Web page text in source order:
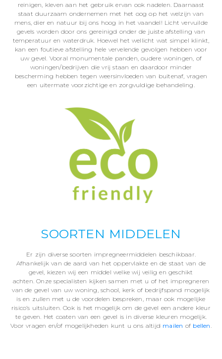
reinigen, kleven aan het gebruik ervan ook nadelen. Daarnaast
staat duurzaam ondernemen met het oog op het welzijn van
mens, dier en natuur bij ons hoog in het vaandel! Licht vervuilde
gevels worden door ons gereinigd onder de juiste afstelling van
temperatuur en waterdruk. Hoewel het wellicht wat simpel klinkt,
kan een foutieve afstelling hele vervelende gevolgen hebben voor
uw gevel. Vooral monumentale panden, oudere woningen, of
woningen/bedrijven die vrij staan en daardoor minder
bescherming hebben tegen weersinvloeden van buitenaf, vragen
een uitermate voorzichtige en zorgvuldige behandeling.
SOORTEN MIDDELEN
Er zijn diverse soorten impregneermiddelen beschikbaar.
Afhankelijk van de aard van het oppervlakte en de staat van de
gevel, kiezen wij een middel welke wij veilig en geschikt
achten. Onze specialisten kijken samen met u of het impregneren
van de gevel van uw woning, school, kerk of bedrijfspand mogelijk
is en zullen met u de voordelen bespreken, maar ook mogelijke
risico’s uitsluiten. Ook is het mogelijk om de gevel een andere kleur
te geven. Het coaten van een gevel is in diverse kleuren mogelijk.
Voor vragen en/of mogelijkheden kunt u ons altijd mailen of bellen.